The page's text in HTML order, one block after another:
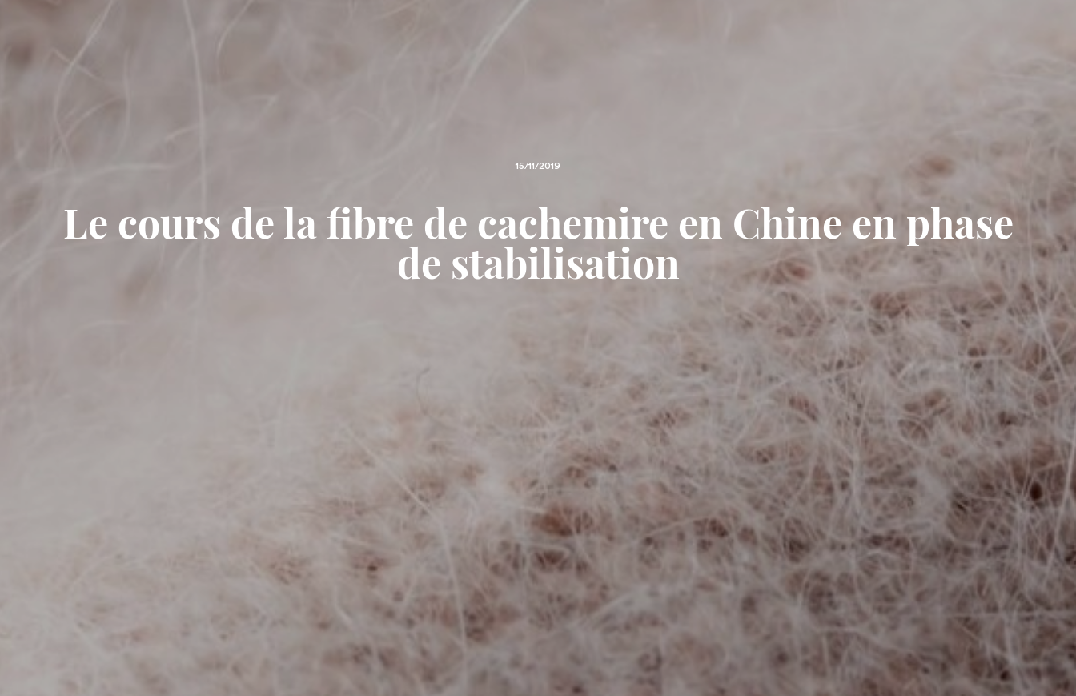
15/11/2019
Le cours de la fibre de cachemire en Chine en phase
de stabilisation